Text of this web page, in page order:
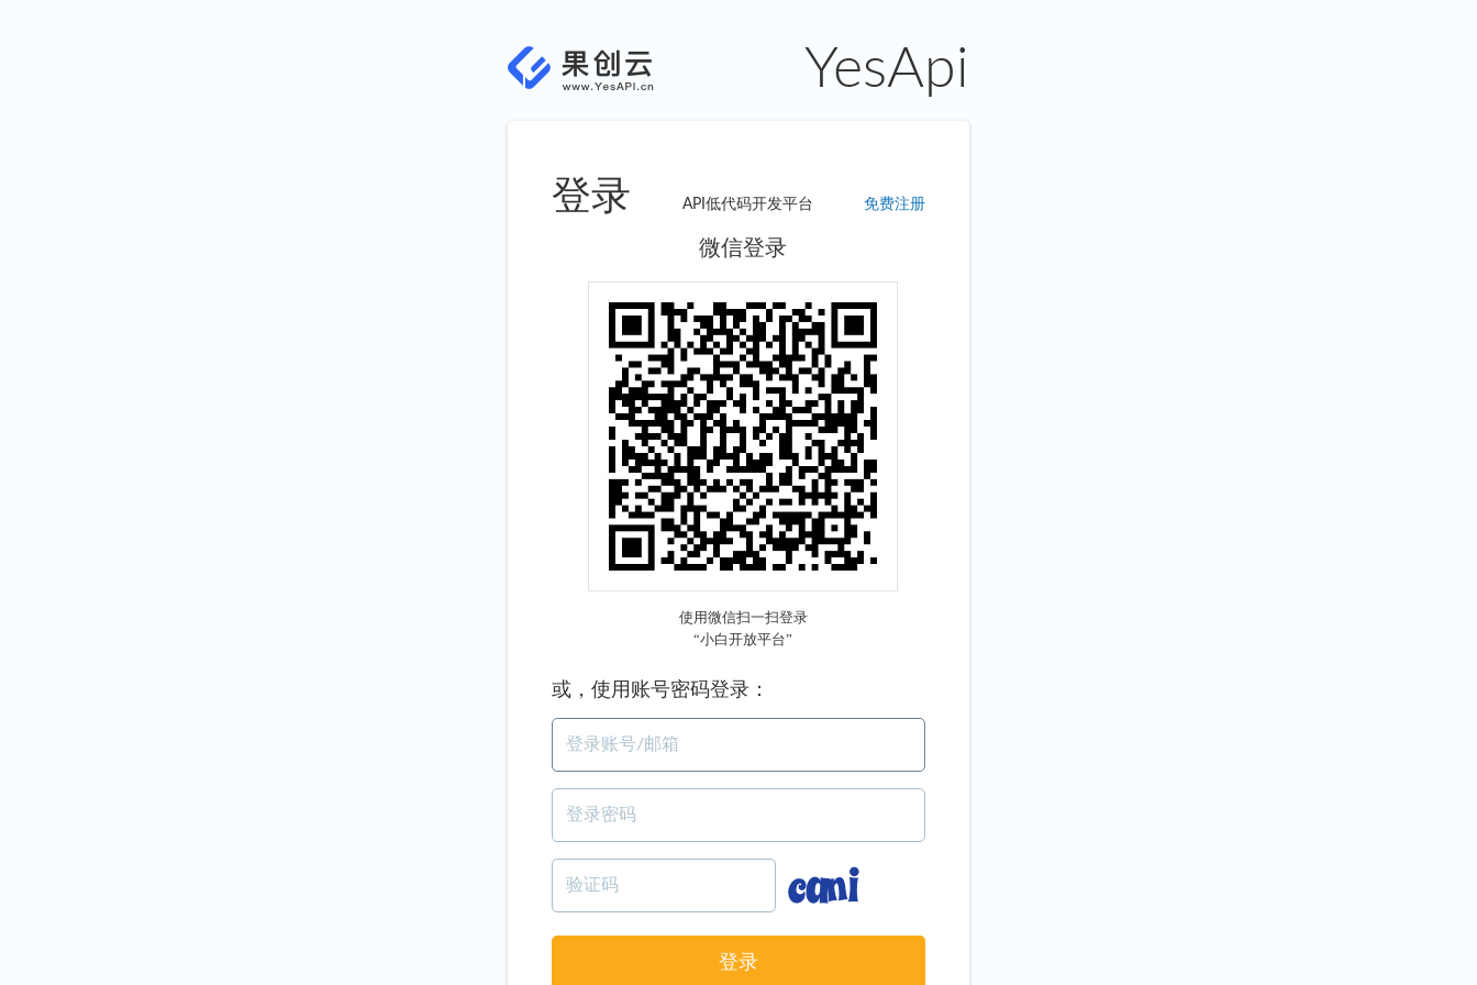
YesApi
登录 API低代码开发平台 免费注册
或，使用账号密码登录：
登录